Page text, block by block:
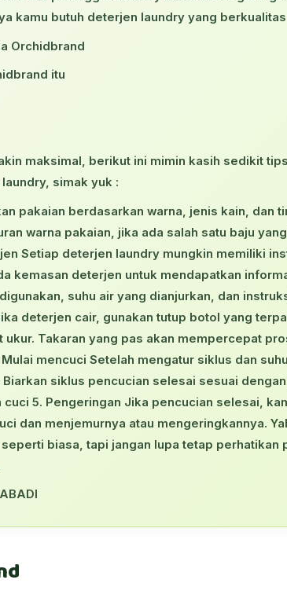
kamu butuh deterjen laundry yang
Orchidbrand
itu
maksimal, berikut ini mimin kasih sedikit
simak yuk :
pakaian berdasarkan warna, jenis kain, dan
warna pakaian, jika ada salah satu baju
Setiap deterjen laundry mungkin memiliki
kemasan deterjen untuk mendapatkan
suhu air yang dianjurkan, dan
deterjen cair, gunakan tutup botol yang
Takaran yang pas akan mempercepat
mencuci Setelah mengatur siklus dan
siklus pencucian selesai sesuai
5. Pengeringan Jika pencucian selesai,
dan menjemurnya atau mengeringkannya.
biasa, tapi jangan lupa tetap perhatikan